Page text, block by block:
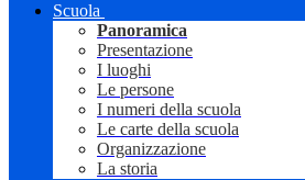
Scuola
Panoramica
Presentazione
I luoghi
Le persone
I numeri della scuola
Le carte della scuola
Organizzazione
La storia